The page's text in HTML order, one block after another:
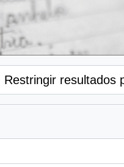
Restringir resultados